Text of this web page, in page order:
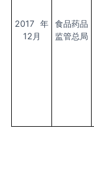
2017年
12月
食品药品
监管总局